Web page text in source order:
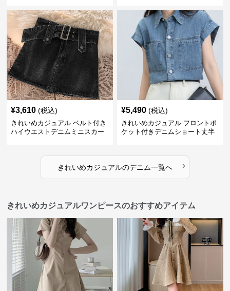
¥3,610 (税込)
きれいめカジュアル ベルト付き
ハイウエストデニムミニスカー
¥5,490 (税込)
きれいめカジュアル フロントポ
ケット付きデニムショート丈半
きれいめカジュアルのデニム一覧へ ›
きれいめカジュアルワンピースのおすすめアイテム